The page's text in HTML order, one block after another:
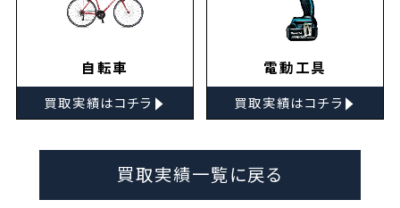
自転車
買取実績はコチラ ▸
電動工具
買取実績はコチラ ▸
買取実績一覧に戻る